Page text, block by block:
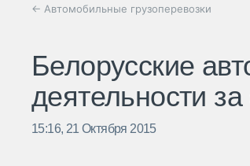
← Автомобильные грузоперевозки
Белорусские
деятельности за
15:16, 21 Октября 2015